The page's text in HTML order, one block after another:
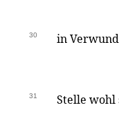
30 in
31 Stelle wohl